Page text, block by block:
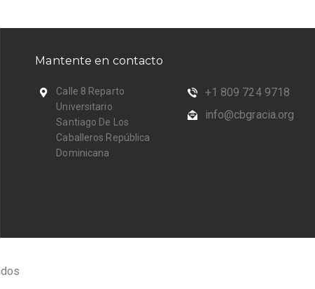
Mantente en contacto
Calle 8 Reparto
Universitario
Santiago De Los
Caballeros República
Dominicana
+1 809 724 9718
info@cbgracia.org